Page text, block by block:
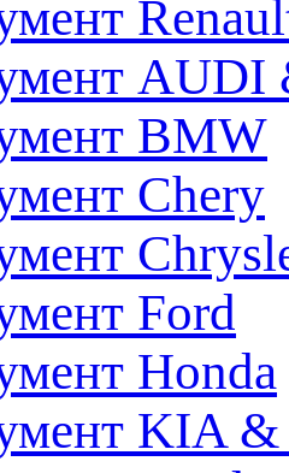
AUDI
BMW
Chery
Ford
Honda
KIA